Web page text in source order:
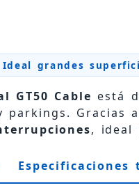
Ideal grandes
GT50 Cable está
Gracias
, ideal
Especificaciones